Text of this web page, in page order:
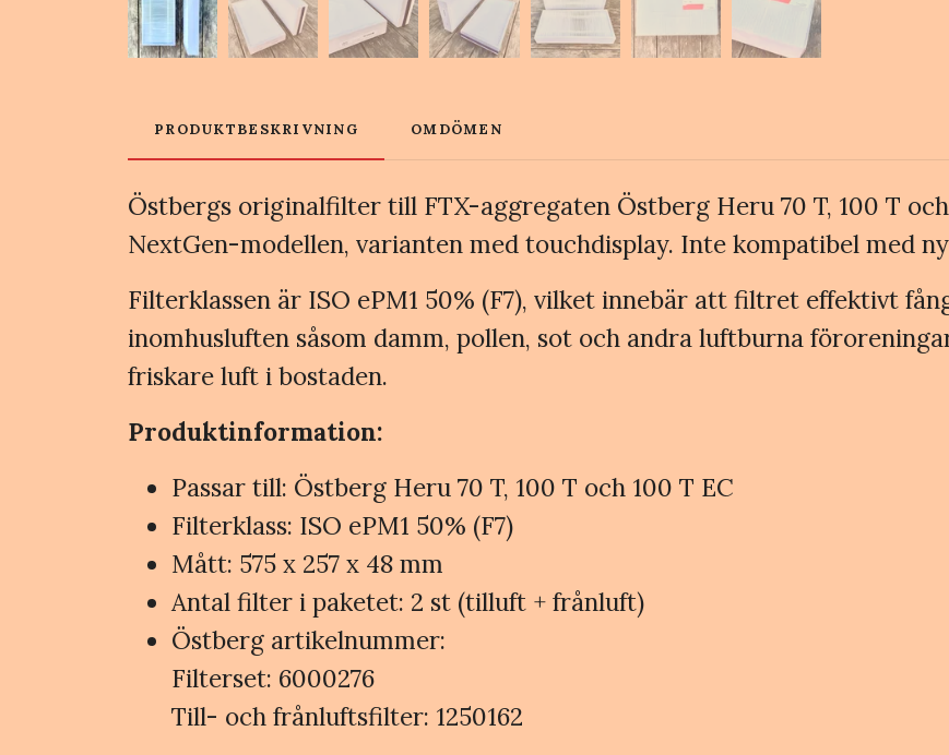
PRODUKTBESKRIVNING OMDÖMEN
Östbergs originalfilter till FTX-aggregaten Östberg Heru 70 T, 100 T och
NextGen-modellen, varianten med touchdisplay. Inte kompatibel med
Filterklassen är ISO ePM1 50% (F7), vilket innebär att filtret effektivt
inomhusluften såsom damm, pollen, sot och andra luftburna
friskare luft i bostaden.
Produktinformation:
Passar till: Östberg Heru 70 T, 100 T och 100 T EC
Filterklass: ISO ePM1 50% (F7)
Mått: 575 x 257 x 48 mm
Antal filter i paketet: 2 st (tilluft + frånluft)
Östberg artikelnummer:
Filterset: 6000276
Till- och frånluftsfilter: 1250162